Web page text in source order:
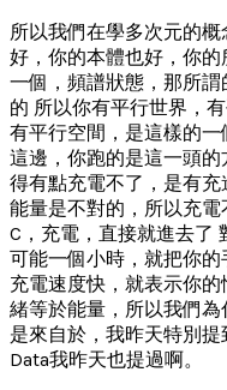
所以我們在學多次元的
好，你的本體也好，你
一個，頻譜狀態，那所
的 所以你有平行世界，
有平行空間，是這樣的
這邊，你跑的是這一頭
得有點充電不了，是有
能量是不對的，所以充
C，充電，直接就進去了
可能一個小時，就把你
充電速度快，就表示你
緒等於能量，所以我們
是來自於，我昨天特別提
Data我昨天也提過啊。